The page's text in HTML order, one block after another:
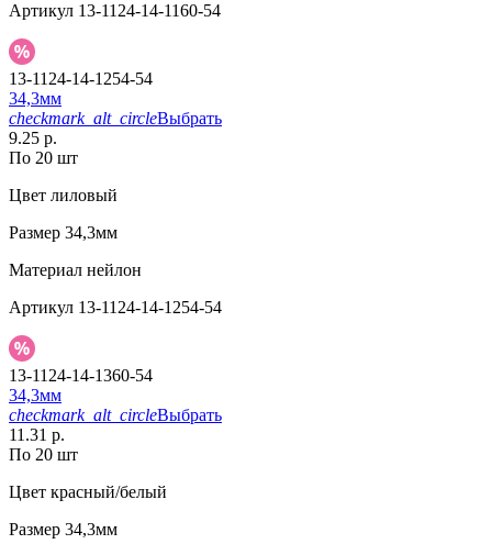
Артикул 13-1124-14-1160-54
13-1124-14-1254-54
34,3мм
checkmark_alt_circleВыбрать
9.25 р.
По 20 шт
Цвет лиловый
Размер 34,3мм
Материал нейлон
Артикул 13-1124-14-1254-54
13-1124-14-1360-54
34,3мм
checkmark_alt_circleВыбрать
11.31 р.
По 20 шт
Цвет красный/белый
Размер 34,3мм